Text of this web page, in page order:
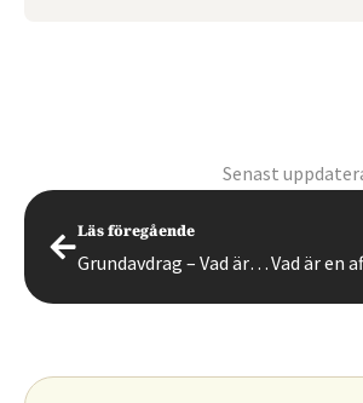
Senast
Läs föregående
Grundavdrag – Vad är grundavdrag, förhöjt grundavdrag och hur funkar det?